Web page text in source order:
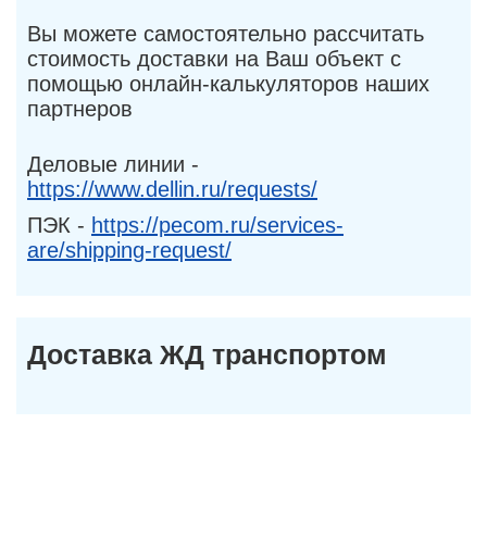
Вы можете самостоятельно рассчитать
стоимость доставки на Ваш объект с
помощью онлайн-калькуляторов наших
партнеров
Деловые линии -
https://www.dellin.ru/requests/
ПЭК - https://pecom.ru/services-
are/shipping-request/
Доставка ЖД транспортом